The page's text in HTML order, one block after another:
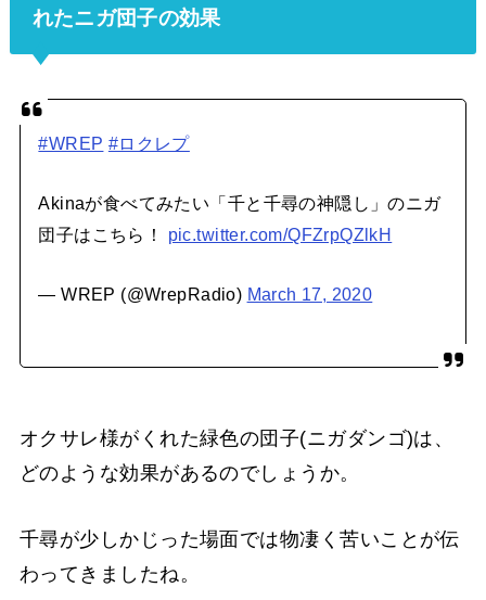
れたニガ団子の効果
#WREP #ロクレプ
Akinaが食べてみたい「千と千尋の神隠し」のニガ
団子はこちら！ pic.twitter.com/QFZrpQZlkH
— WREP (@WrepRadio) March 17, 2020
オクサレ様がくれた緑色の団子(ニガダンゴ)は、
どのような効果があるのでしょうか。
千尋が少しかじった場面では物凄く苦いことが伝
わってきましたね。